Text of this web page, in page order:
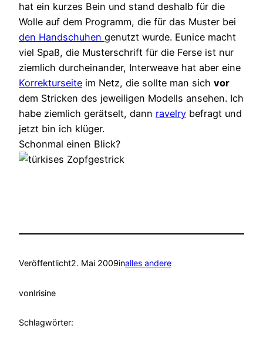
hat ein kurzes Bein und stand deshalb für die
Wolle auf dem Programm, die für das Muster bei
den Handschuhen genutzt wurde. Eunice macht
viel Spaß, die Musterschrift für die Ferse ist nur
ziemlich durcheinander, Interweave hat aber eine
Korrekturseite im Netz, die sollte man sich vor
dem Stricken des jeweiligen Modells ansehen. Ich
habe ziemlich gerätselt, dann ravelry befragt und
jetzt bin ich klüger.
Schonmal einen Blick?
Veröffentlicht2. Mai 2009inalles andere
vonIrisine
Schlagwörter: